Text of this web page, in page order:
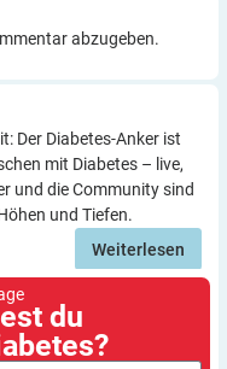
abzugeben.
Der Diabetes-Anker ist
mit Diabetes – live,
und die Community sind
und Tiefen.
Weiterlesen
du